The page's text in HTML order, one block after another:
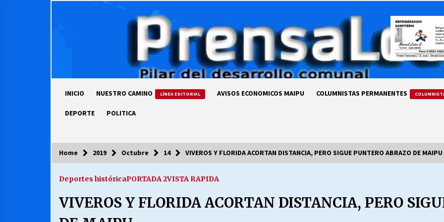
INICIO NUESTRO CAMINO LÍNEA EDITORIAL AVISOS ECONOMICOS MAIPU COLUMNISTAS PERMANENTES
DEPORTE POLITICA
COLUMNISTA
luz… ¿Y cuándo van a bajar?
03/08/2026
69 AÑOS DE HISTORIA
28/07/2026
Home 2019 Octubre 14 VIVEROS Y FLORIDA ACORTAN DISTANCIA, PERO SIGUE PUNTERO ABRAZO DE MAIPU
Deportes históricaPORTADA 2VISTA RAPIDA
VIVEROS Y FLORIDA ACORTAN DISTANCIA, PERO